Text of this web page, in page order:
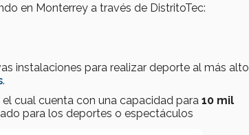
en Monterrey a través de DistritoTec:
instalaciones para realizar deporte al más alto
.
, el cual cuenta con una capacidad para 10 mil
para los deportes o espectáculos